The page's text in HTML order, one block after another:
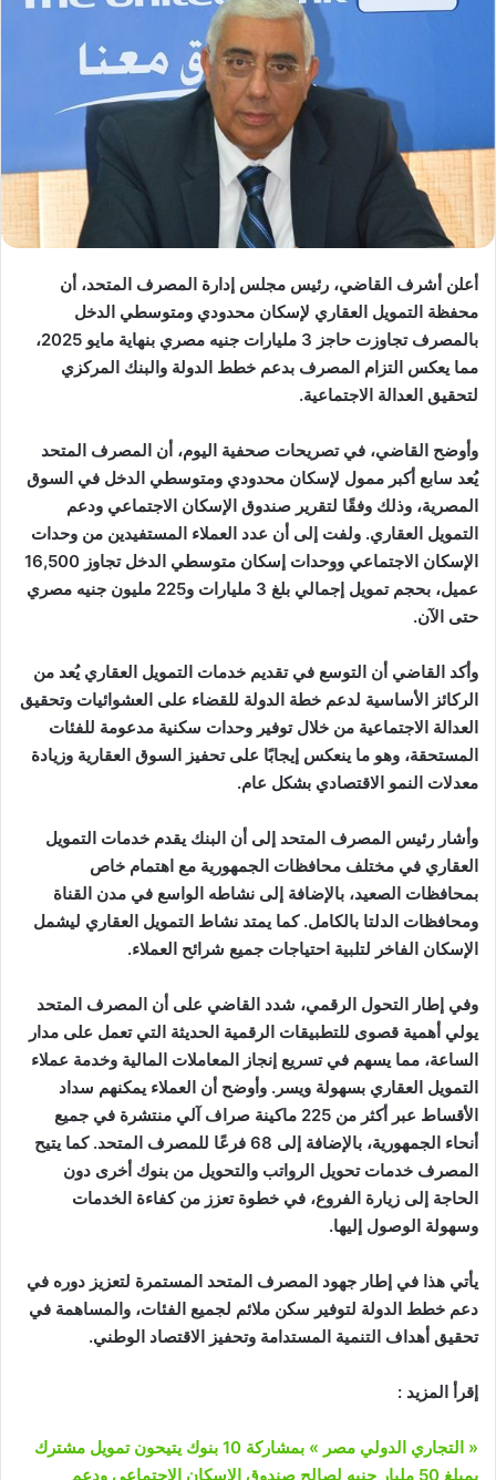
أعلن أشرف القاضي، رئيس مجلس إدارة المصرف المتحد، أن
محفظة التمويل العقاري لإسكان محدودي ومتوسطي الدخل
بالمصرف تجاوزت حاجز 3 مليارات جنيه مصري بنهاية مايو 2025،
مما يعكس التزام المصرف بدعم خطط الدولة والبنك المركزي
لتحقيق العدالة الاجتماعية.
وأوضح القاضي، في تصريحات صحفية اليوم، أن المصرف المتحد
يُعد سابع أكبر ممول لإسكان محدودي ومتوسطي الدخل في السوق
المصرية، وذلك وفقًا لتقرير صندوق الإسكان الاجتماعي ودعم
التمويل العقاري. ولفت إلى أن عدد العملاء المستفيدين من وحدات
الإسكان الاجتماعي ووحدات إسكان متوسطي الدخل تجاوز 16,500
عميل، بحجم تمويل إجمالي بلغ 3 مليارات و225 مليون جنيه مصري
حتى الآن.
وأكد القاضي أن التوسع في تقديم خدمات التمويل العقاري يُعد من
الركائز الأساسية لدعم خطة الدولة للقضاء على العشوائيات وتحقيق
العدالة الاجتماعية من خلال توفير وحدات سكنية مدعومة للفئات
المستحقة، وهو ما ينعكس إيجابًا على تحفيز السوق العقارية وزيادة
معدلات النمو الاقتصادي بشكل عام.
وأشار رئيس المصرف المتحد إلى أن البنك يقدم خدمات التمويل
العقاري في مختلف محافظات الجمهورية مع اهتمام خاص
بمحافظات الصعيد، بالإضافة إلى نشاطه الواسع في مدن القناة
ومحافظات الدلتا بالكامل. كما يمتد نشاط التمويل العقاري ليشمل
الإسكان الفاخر لتلبية احتياجات جميع شرائح العملاء.
وفي إطار التحول الرقمي، شدد القاضي على أن المصرف المتحد
يولي أهمية قصوى للتطبيقات الرقمية الحديثة التي تعمل على مدار
الساعة، مما يسهم في تسريع إنجاز المعاملات المالية وخدمة عملاء
التمويل العقاري بسهولة ويسر. وأوضح أن العملاء يمكنهم سداد
الأقساط عبر أكثر من 225 ماكينة صراف آلي منتشرة في جميع
أنحاء الجمهورية، بالإضافة إلى 68 فرعًا للمصرف المتحد. كما يتيح
المصرف خدمات تحويل الرواتب والتحويل من بنوك أخرى دون
الحاجة إلى زيارة الفروع، في خطوة تعزز من كفاءة الخدمات
وسهولة الوصول إليها.
يأتي هذا في إطار جهود المصرف المتحد المستمرة لتعزيز دوره في
دعم خطط الدولة لتوفير سكن ملائم لجميع الفئات، والمساهمة في
تحقيق أهداف التنمية المستدامة وتحفيز الاقتصاد الوطني.
إقرأ المزيد :
« التجاري الدولي مصر » بمشاركة 10 بنوك يتيحون تمويل مشترك
بمبلغ 50 مليار جنيه لصالح صندوق الإسكان الاجتماعي ودعم